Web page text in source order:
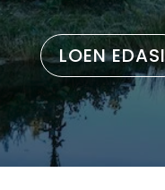
LOEN EDASI